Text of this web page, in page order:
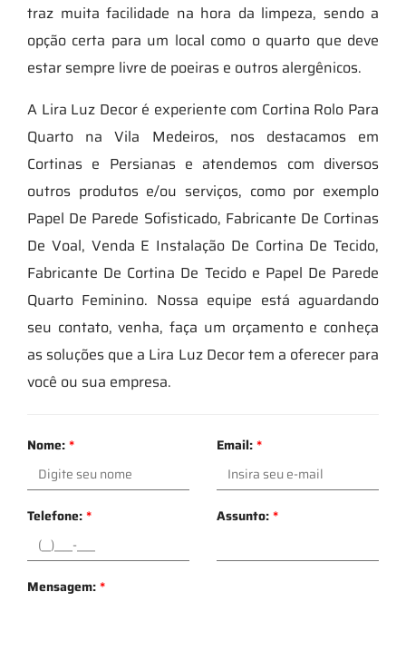
traz muita facilidade na hora da limpeza, sendo a
opção certa para um local como o quarto que deve
estar sempre livre de poeiras e outros alergênicos.
A Lira Luz Decor é experiente com Cortina Rolo Para
Quarto na Vila Medeiros, nos destacamos em
Cortinas e Persianas e atendemos com diversos
outros produtos e/ou serviços, como por exemplo
Papel De Parede Sofisticado, Fabricante De Cortinas
De Voal, Venda E Instalação De Cortina De Tecido,
Fabricante De Cortina De Tecido e Papel De Parede
Quarto Feminino. Nossa equipe está aguardando
seu contato, venha, faça um orçamento e conheça
as soluções que a Lira Luz Decor tem a oferecer para
você ou sua empresa.
Nome:* Email:*
Telefone:* Assunto:*
Mensagem:*